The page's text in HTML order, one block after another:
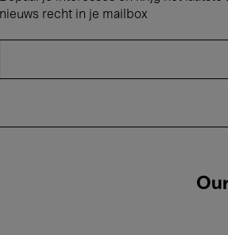
nieuws recht in je mailbox